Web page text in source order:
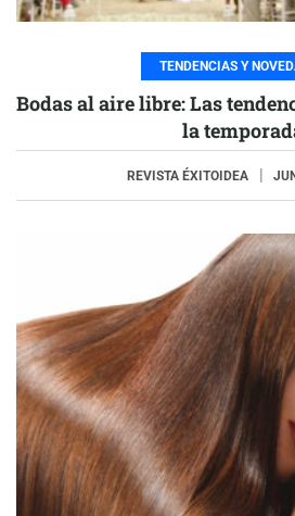
TENDENCIAS Y
Bodas al aire libre: Las
la
REVISTA ÉXITOIDEA